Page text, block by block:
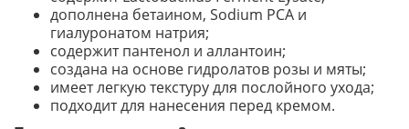
дополнена бетаином, Sodium PCA и
гиалуронатом натрия;
содержит пантенол и аллантоин;
создана на основе гидролатов розы и мяты;
имеет легкую текстуру для послойного ухода;
подходит для нанесения перед кремом.